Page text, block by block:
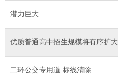
潜力巨大
优质普通高中招生规模将有序扩大
二环公交专用道 标线清除